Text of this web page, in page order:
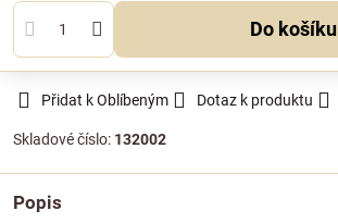
Do košíku
Přidat k Oblíbeným Dotaz k produktu
Skladové číslo: 132002
Popis